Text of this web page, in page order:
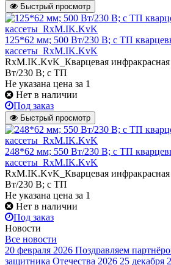
Быстрый просмотр
125*62 мм; 500 Вт/230 В; с ТП
кассеты_RxM.IK.KvK
RxM.IK.KvK_Кварцевая
Вт/230 В; с ТП
Не указана цена за 1
Нет в наличии
Под заказ
Быстрый просмотр
248*62 мм; 550 Вт/230 В; с ТП
кассеты_RxM.IK.KvK
RxM.IK.KvK_Кварцевая
Вт/230 В; с ТП
Не указана цена за 1
Нет в наличии
Под заказ
Новости
Все новости
20 февраля 2026 Поздравляем
защитника Отечества 2026 25 декабря